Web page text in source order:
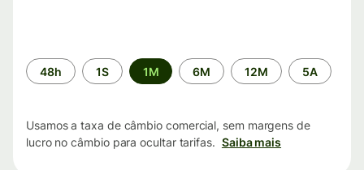
Período
de
48h 1S 1M 6M 12M 5A
Usamos a taxa de câmbio comercial, sem margens de
lucro no câmbio para ocultar tarifas. Saiba mais